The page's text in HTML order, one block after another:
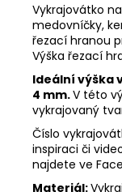
Vykrajovátko
medovníčky,
řezací hranou
Výška řezací
Ideální výška
4 mm.V této
vykrajovaný
Číslo
inspiraci či
najdete ve
Materiál:
49
Kč